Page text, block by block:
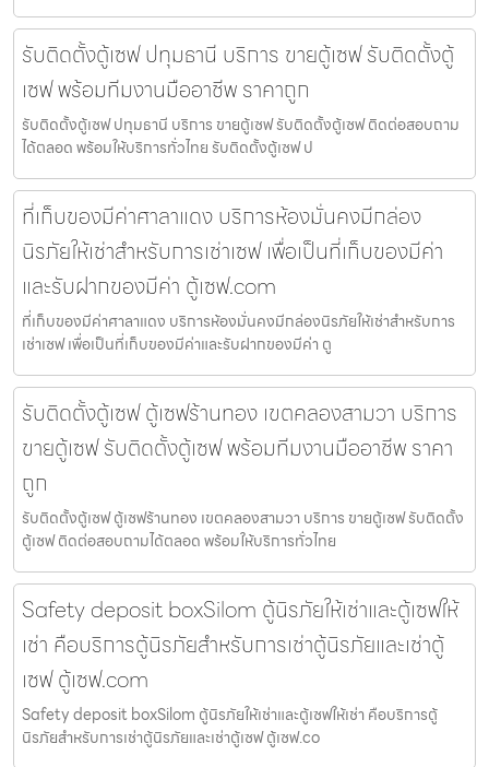
รับติดตั้งตู้เซฟ ปทุมธานี บริการ ขายตู้เซฟ รับติดตั้งตู้
เซฟ พร้อมทีมงานมืออาชีพ ราคาถูก
รับติดตั้งตู้เซฟ ปทุมธานี บริการ ขายตู้เซฟ รับติดตั้งตู้เซฟ ติดต่อสอบถาม
ได้ตลอด พร้อมให้บริการทั่วไทย รับติดตั้งตู้เซฟ ป
ที่เก็บของมีค่าศาลาแดง บริการห้องมั่นคงมีกล่อง
นิรภัยให้เช่าสำหรับการเช่าเซฟ เพื่อเป็นที่เก็บของมีค่า
และรับฝากของมีค่า ตู้เซฟ.com
ที่เก็บของมีค่าศาลาแดง บริการห้องมั่นคงมีกล่องนิรภัยให้เช่าสำหรับการ
เช่าเซฟ เพื่อเป็นที่เก็บของมีค่าและรับฝากของมีค่า ตู
รับติดตั้งตู้เซฟ ตู้เซฟร้านทอง เขตคลองสามวา บริการ
ขายตู้เซฟ รับติดตั้งตู้เซฟ พร้อมทีมงานมืออาชีพ ราคา
ถูก
รับติดตั้งตู้เซฟ ตู้เซฟร้านทอง เขตคลองสามวา บริการ ขายตู้เซฟ รับติดตั้ง
ตู้เซฟ ติดต่อสอบถามได้ตลอด พร้อมให้บริการทั่วไทย
Safety deposit boxSilom ตู้นิรภัยให้เช่าและตู้เซฟให้
เช่า คือบริการตู้นิรภัยสำหรับการเช่าตู้นิรภัยและเช่าตู้
เซฟ ตู้เซฟ.com
Safety deposit boxSilom ตู้นิรภัยให้เช่าและตู้เซฟให้เช่า คือบริการตู้
นิรภัยสำหรับการเช่าตู้นิรภัยและเช่าตู้เซฟ ตู้เซฟ.co